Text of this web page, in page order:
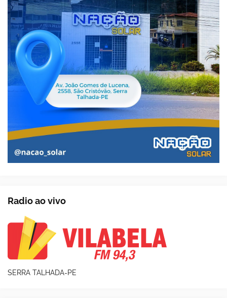
Radio ao vivo
SERRA TALHADA-PE